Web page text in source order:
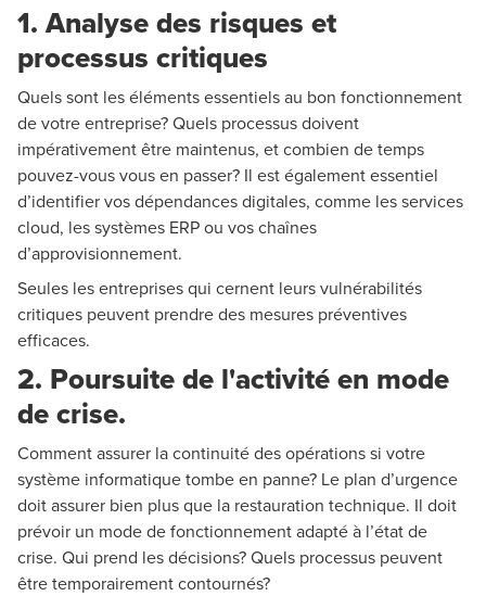
1. Analyse des risques et
processus critiques
Quels sont les éléments essentiels au bon fonctionnement
de votre entreprise? Quels processus doivent
impérativement être maintenus, et combien de temps
pouvez-vous vous en passer? Il est également essentiel
d’identifier vos dépendances digitales, comme les services
cloud, les systèmes ERP ou vos chaînes
d’approvisionnement.
Seules les entreprises qui cernent leurs vulnérabilités
critiques peuvent prendre des mesures préventives
efficaces.
2. Poursuite de l'activité en mode
de crise.
Comment assurer la continuité des opérations si votre
système informatique tombe en panne? Le plan d’urgence
doit assurer bien plus que la restauration technique. Il doit
prévoir un mode de fonctionnement adapté à l’état de
crise. Qui prend les décisions? Quels processus peuvent
être temporairement contournés?